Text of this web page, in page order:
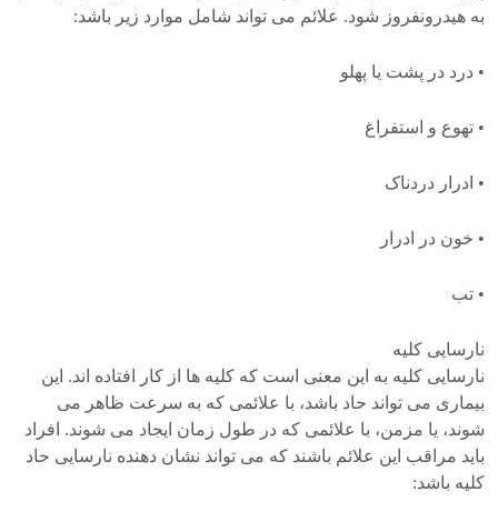
به هیدرونفروز شود. علائم می تواند شامل موارد زیر باشد:
• درد در پشت یا پهلو
• تهوع و استفراغ
• ادرار دردناک
• خون در ادرار
• تب
نارسایی کلیه
نارسایی کلیه به این معنی است که کلیه ها از کار افتاده اند. این
بیماری می تواند حاد باشد، با علائمی که به سرعت ظاهر می
شوند، یا مزمن، با علائمی که در طول زمان ایجاد می شوند. افراد
باید مراقب این علائم باشند که می تواند نشان دهنده نارسایی حاد
کلیه باشد: